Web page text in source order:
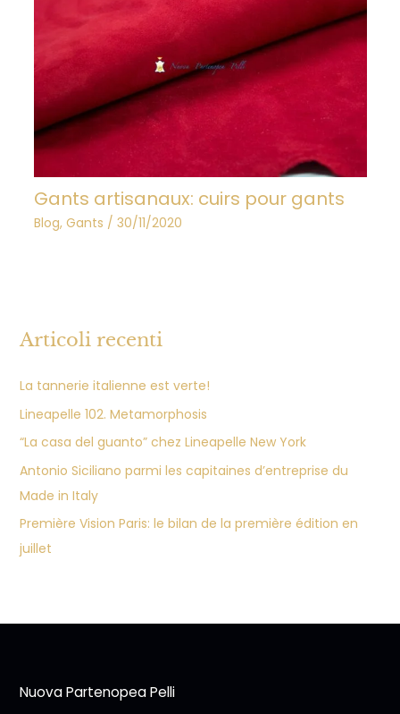
Gants artisanaux: cuirs pour gants
Blog, Gants / 30/11/2020
Articoli recenti
La tannerie italienne est verte!
Lineapelle 102. Metamorphosis
“La casa del guanto” chez Lineapelle New York
Antonio Siciliano parmi les capitaines d’entreprise du
Made in Italy
Première Vision Paris: le bilan de la première édition en
juillet
Nuova Partenopea Pelli